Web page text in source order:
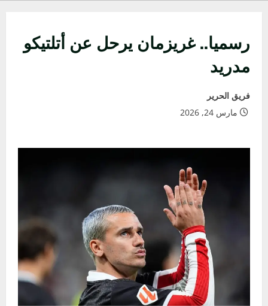
رسميا.. غريزمان يرحل عن أتلتيكو
مدريد
فريق الحرير
مارس 24, 2026